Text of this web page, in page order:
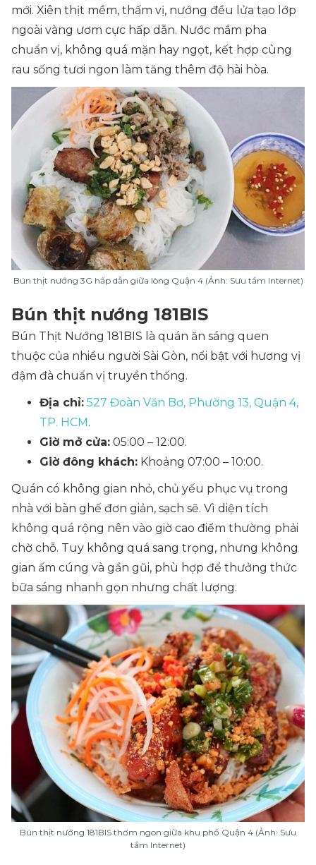
mới. Xiên thịt mềm, thấm vị, nướng đều lửa tạo lớp
ngoài vàng ươm cực hấp dẫn. Nước mắm pha
chuẩn vị, không quá mặn hay ngọt, kết hợp cùng
rau sống tươi ngon làm tăng thêm độ hài hòa.
Bún thịt nướng 3G hấp dẫn giữa lòng Quận 4 (Ảnh: Sưu tầm Internet)
Bún thịt nướng 181BIS
Bún Thịt Nướng 181BIS là quán ăn sáng quen
thuộc của nhiều người Sài Gòn, nổi bật với hương vị
đậm đà chuẩn vị truyền thống.
Địa chỉ: 527 Đoàn Văn Bơ, Phường 13, Quận 4,
TP. HCM.
Giờ mở cửa: 05:00 – 12:00.
Giờ đông khách: Khoảng 07:00 – 10:00.
Quán có không gian nhỏ, chủ yếu phục vụ trong
nhà với bàn ghế đơn giản, sạch sẽ. Vì diện tích
không quá rộng nên vào giờ cao điểm thường phải
chờ chỗ. Tuy không quá sang trọng, nhưng không
gian ấm cúng và gần gũi, phù hợp để thưởng thức
bữa sáng nhanh gọn nhưng chất lượng.
Bún thịt nướng 181BIS thơm ngon giữa khu phố Quận 4 (Ảnh: Sưu
tầm Internet)